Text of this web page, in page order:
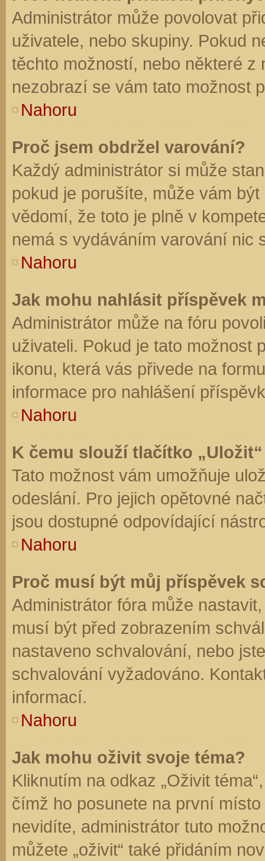
Administrátor může povolovat
uživatele, nebo skupiny. Pokud
těchto možností, nebo některé z
nezobrazí se vám tato možnost
Nahoru
Proč jsem obdržel varování?
Každý administrátor si může
pokud je porušíte, může vám
vědomí, že toto je plně v
nemá s vydáváním varování nic
Nahoru
Jak mohu nahlásit příspěvek
Administrátor může na fóru
uživateli. Pokud je tato možnost
ikonu, která vás přivede na
informace pro nahlášení
Nahoru
K čemu slouží tlačítko
Tato možnost vám umožňuje
odeslání. Pro jejich opětovné
jsou dostupné odpovídající
Nahoru
Proč musí být můj příspěvek
Administrátor fóra může
musí být před zobrazením
nastaveno schvalování, nebo
schvalování vyžadováno.
informací.
Nahoru
Jak mohu oživit svoje téma?
Kliknutím na odkaz „Oživit
čímž ho posunete na první
nevidíte, administrátor tuto
můžete „oživit“ také přidáním